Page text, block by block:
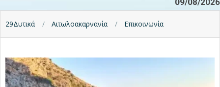
09/08/2026
29Δυτικά Αιτωλοακαρνανία Επικοινωνία